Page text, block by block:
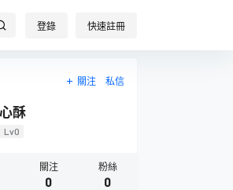
登錄 快速註冊
關注 私信
酥
Lv0
關注
0
粉絲
0